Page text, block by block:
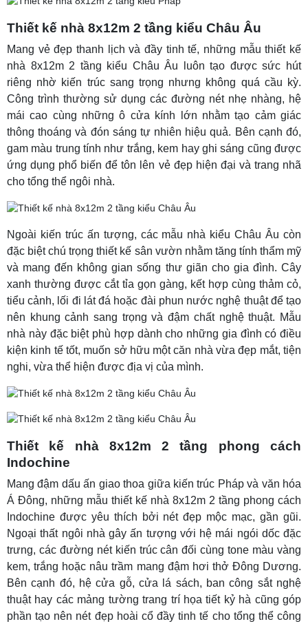
Thiết kế nhà 8x12m 2 tầng kiểu Châu Âu
Mang vẻ đẹp thanh lịch và đầy tinh tế, những mẫu thiết kế
nhà 8x12m 2 tầng kiểu Châu Âu luôn tạo được sức hút
riêng nhờ kiến trúc sang trọng nhưng không quá cầu kỳ.
Công trình thường sử dụng các đường nét nhẹ nhàng, hệ
mái cao cùng những ô cửa kính lớn nhằm tạo cảm giác
thông thoáng và đón sáng tự nhiên hiệu quả. Bên cạnh đó,
gam màu trung tính như trắng, kem hay ghi sáng cũng được
ứng dụng phổ biến để tôn lên vẻ đẹp hiện đại và trang nhã
cho tổng thể ngôi nhà.
Ngoài kiến trúc ấn tượng, các mẫu nhà kiểu Châu Âu còn
đặc biệt chú trọng thiết kế sân vườn nhằm tăng tính thẩm mỹ
và mang đến không gian sống thư giãn cho gia đình. Cây
xanh thường được cắt tỉa gọn gàng, kết hợp cùng thảm cỏ,
tiểu cảnh, lối đi lát đá hoặc đài phun nước nghệ thuật để tạo
nên khung cảnh sang trọng và đậm chất nghệ thuật. Mẫu
nhà này đặc biệt phù hợp dành cho những gia đình có điều
kiện kinh tế tốt, muốn sở hữu một căn nhà vừa đẹp mắt, tiện
nghi, vừa thể hiện được địa vị của mình.
Thiết kế nhà 8x12m 2 tầng phong cách
Indochine
Mang đậm dấu ấn giao thoa giữa kiến trúc Pháp và văn hóa
Á Đông, những mẫu thiết kế nhà 8x12m 2 tầng phong cách
Indochine được yêu thích bởi nét đẹp mộc mạc, gần gũi.
Ngoại thất ngôi nhà gây ấn tượng với hệ mái ngói dốc đặc
trưng, các đường nét kiến trúc cân đối cùng tone màu vàng
kem, trắng hoặc nâu trầm mang đậm hơi thở Đông Dương.
Bên cạnh đó, hệ cửa gỗ, cửa lá sách, ban công sắt nghệ
thuật hay các mảng tường trang trí họa tiết kỷ hà cũng góp
phần tạo nên nét đẹp hoài cổ đầy tinh tế cho tổng thể công